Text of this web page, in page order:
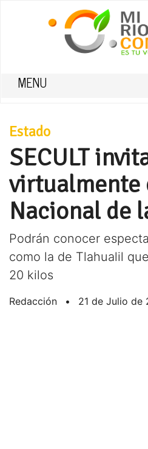
MENU
Estado
SECULT
virtualmente
Nacional de
Podrán conocer
como la de Tlahualil
20 kilos
Redacción • 21 de Julio de